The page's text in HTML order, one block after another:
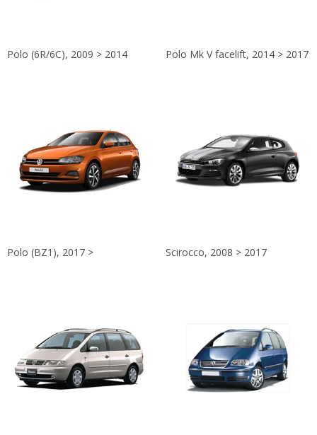
Polo (6R/6C), 2009 > 2014 Polo Mk V facelift, 2014 > 2017
Polo (BZ1), 2017 > Scirocco, 2008 > 2017